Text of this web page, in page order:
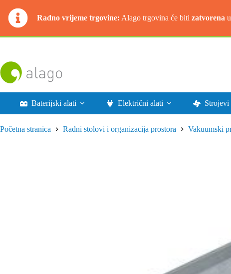
Radno vrijeme trgovine: Alago trgovina će biti zatvorena
Preskoči
Baterijski alati Električni alati Strojevi
Početna stranica Radni stolovi i organizacija prostora Vakuumski